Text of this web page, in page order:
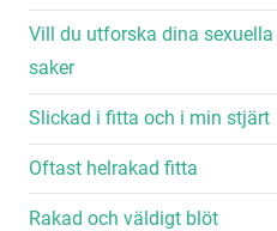
Vill du utforska dina
saker
Slickad i fitta och i min stjärt
Oftast helrakad fitta
Rakad och väldigt blöt